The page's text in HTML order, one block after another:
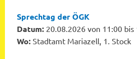
Sprechtag der ÖGK
Datum: 20.08.2026 von 11:00 bis
Wo: Stadtamt Mariazell, 1. Stock